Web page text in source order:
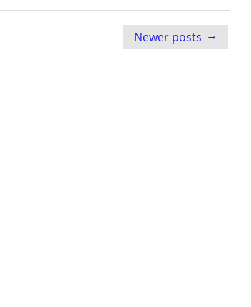
Newer posts →